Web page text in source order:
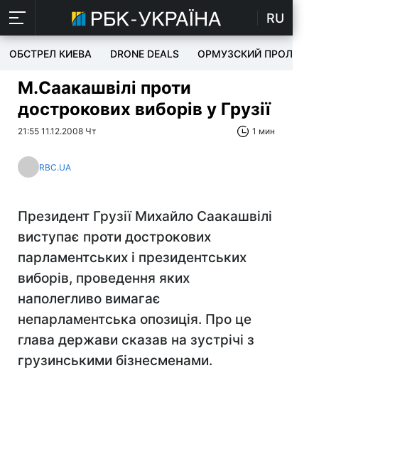
RU
ОБСТРЕЛ КИЕВА DRONE DEALS ОРМУЗСКИЙ ПРОЛИВ
М.Саакашвілі проти
дострокових виборів у Грузії
21:55 11.12.2008 Чт 1 мин
RBC.UA
Президент Грузії Михайло Саакашвілі
виступає проти дострокових
парламентських і президентських
виборів, проведення яких
наполегливо вимагає
непарламентська опозиція. Про це
глава держави сказав на зустрічі з
грузинськими бізнесменами.